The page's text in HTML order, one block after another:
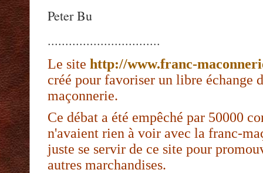
Peter Bu
................................
Le site http://www.franc-
créé pour favoriser un libre échange
maçonnerie.
Ce débat a été empêché par 50000
n'avaient rien à voir avec la franc-
juste se servir de ce site pour
autres marchandises.